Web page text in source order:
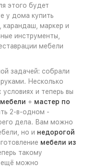
этого будет
у дома купить
карандаш, маркер и
инструменты,
мебели
задачей: собрали
Несколько
и теперь вы
+ мастер по
2-в-одном -
дела. Вам можно
но и недорогой
мебели из
такому
ещё можно